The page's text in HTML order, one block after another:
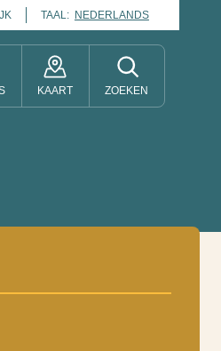
TAAL: NEDERLANDS
KAART ZOEKEN